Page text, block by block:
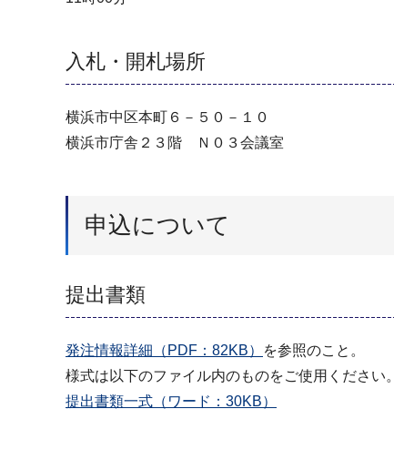
入札・開札場所
横浜市中区本町６－５０－１０
横浜市庁舎２３階 Ｎ０３会議室
申込について
提出書類
発注情報詳細（PDF：82KB）
を参照のこと。
様式は以下のファイル内のものをご使用ください。
提出書類一式（ワード：30KB）